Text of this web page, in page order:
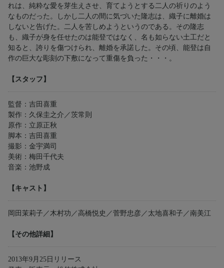
れは、純粋な愛を芽生えさせ、育てようとする二人の祈りのよう
なものだった。しかし二人の間に気づいた隆志は、織子に離婚は
しないと告げた。二人を苦しめようというのである。その隆志
も、織子が身を任せたのは能登ではなく、名も如らない土工だと
知ると、誇りを傷つけられ、離婚を承諾した。その頃、能登は自
作の巨大な彫刻の下敷になって重傷を負った・・・。
【スタッフ】
監督：吉田喜重
製作：久保圭之介／茨常則
原作：立原正秋
脚本：吉田喜重
撮影：金宇満司
美術：梅田千代夫
音楽：池野成
【キャスト】
岡田茉莉子／木村功／高橋悦史／菅野忠彦／太地喜和子／南美江
【その他詳細】
2013年9月25日リリース